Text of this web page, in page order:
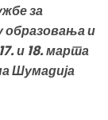
за
образовања и
и 18. марта
Шумадија